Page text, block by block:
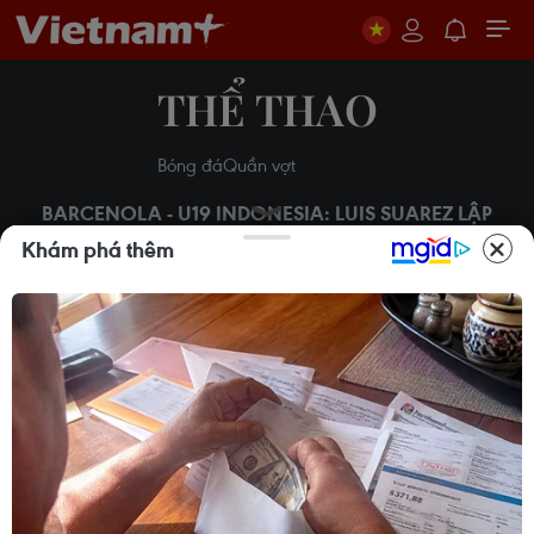
THỂ THAO
Bóng đáQuần vợt
BARCENOLA - U19 INDONESIA: LUIS SUAREZ LẬP
CÔNG
Video trực tiếp Barcelona -
U19 Indonesia: Luis Suarez
lập công
Lâm Anh
24/09/2014 14:58
Khám phá thêm